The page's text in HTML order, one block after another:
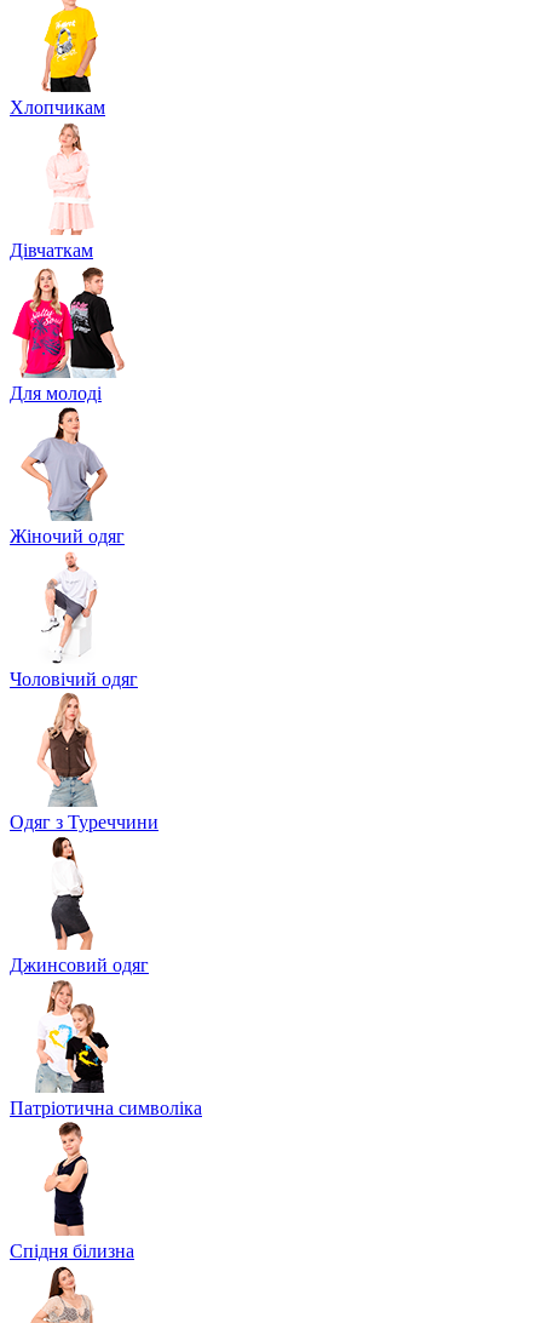
Хлопчикам
Дівчаткам
Для молоді
Жіночий одяг
Чоловічий одяг
Одяг з Туреччини
Джинсовий одяг
Патріотична символіка
Спідня білизна